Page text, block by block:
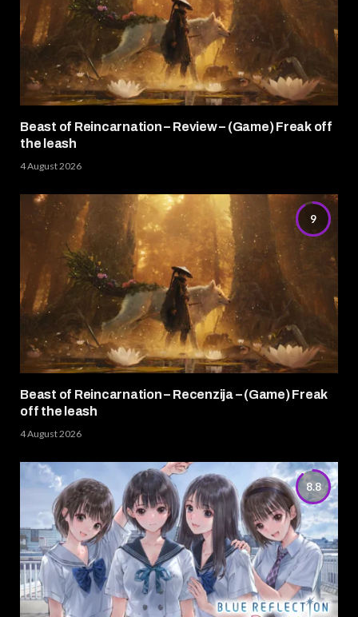
Beast of Reincarnation – Review – (Game) Freak off
the leash
4 August 2026
9
Beast of Reincarnation – Recenzija – (Game) Freak
off the leash
4 August 2026
8.8